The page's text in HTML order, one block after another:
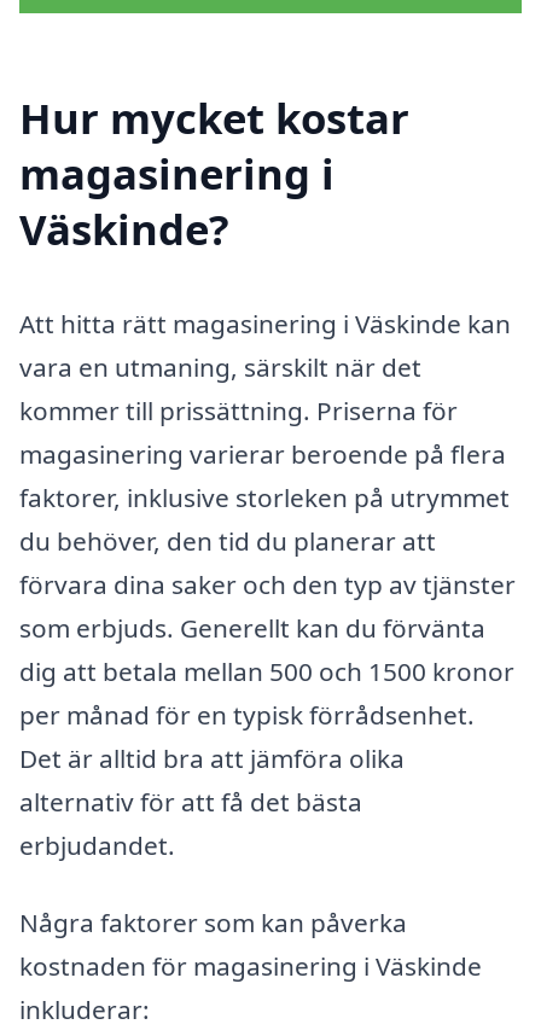
Hur mycket kostar
magasinering i
Väskinde?
Att hitta rätt magasinering i Väskinde kan
vara en utmaning, särskilt när det
kommer till prissättning. Priserna för
magasinering varierar beroende på flera
faktorer, inklusive storleken på utrymmet
du behöver, den tid du planerar att
förvara dina saker och den typ av tjänster
som erbjuds. Generellt kan du förvänta
dig att betala mellan 500 och 1500 kronor
per månad för en typisk förrådsenhet.
Det är alltid bra att jämföra olika
alternativ för att få det bästa
erbjudandet.
Några faktorer som kan påverka
kostnaden för magasinering i Väskinde
inkluderar: